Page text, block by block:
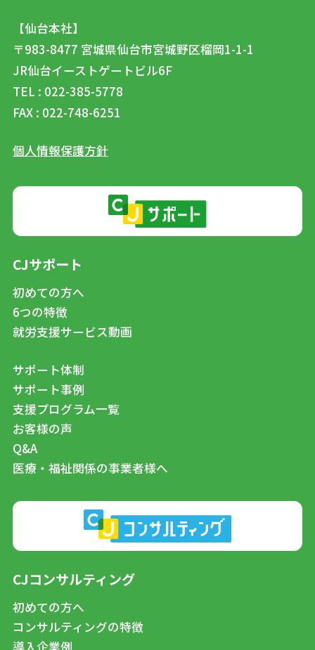
【仙台本社】
〒983-8477 宮城県仙台市宮城野区榴岡1-1-1
JR仙台イーストゲートビル6F
TEL : 022-385-5778
FAX : 022-748-6251
個人情報保護方針
CJサポート
初めての方へ
6つの特徴
就労支援サービス動画
サポート体制
サポート事例
支援プログラム一覧
お客様の声
Q&A
医療・福祉関係の事業者様へ
CJコンサルティング
初めての方へ
コンサルティングの特徴
導入企業例